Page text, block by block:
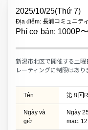
2025/10/25(Thứ 7)
Địa điểm: 長浦コミュニテ
Phí cơ bản: 1000P
新潟市北区で開催する土曜
レーティングに制限はあり
Tên 第８回
Ngày và
giờ
Ngày
mạc: